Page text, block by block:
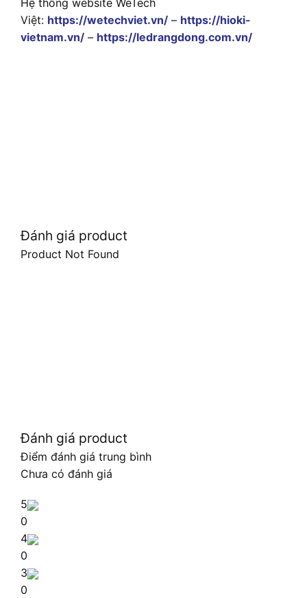
Việt: https://wetechviet.vn/ – https://hioki-
vietnam.vn/ – https://ledrangdong.com.vn/
Đánh giá product
Product Not Found
Đánh giá product
Điểm đánh giá trung bình
Chưa có đánh giá
5
0
4
0
3
0